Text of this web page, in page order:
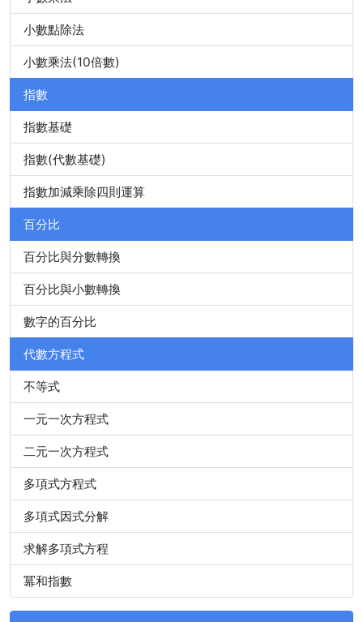
小數點除法
小數乘法(10倍數)
指數
指數基礎
指數(代數基礎)
指數加減乘除四則運算
百分比
百分比與分數轉換
百分比與小數轉換
數字的百分比
代數方程式
不等式
一元一次方程式
二元一次方程式
多項式方程式
多項式因式分解
求解多項式方程
冪和指數